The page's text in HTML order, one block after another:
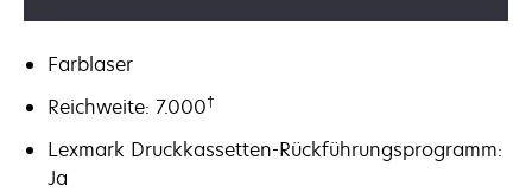
Farblaser
Reichweite: 7.000†
Lexmark Druckkassetten-Rückführungsprogramm:
Ja